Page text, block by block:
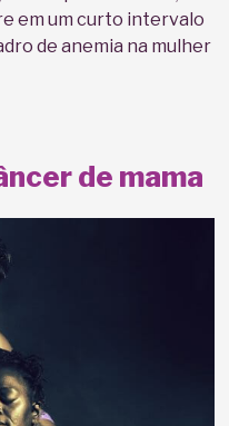
em um curto intervalo
de anemia na mulher
de mama